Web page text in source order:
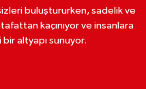
buluştururken, sadelik ve
kaçınıyor ve insanlara
altyapı sunuyor.